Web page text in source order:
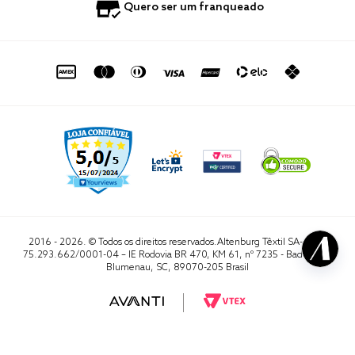
0800 729 1588
sac@altenburg.com.br
Quero ser um franqueado
2016 - 2026. © Todos os direitos reservados.Altenburg Têxtil SA- CNPJ
75.293.662/0001-04 – IE Rodovia BR 470, KM 61, nº 7235 - Badenfurt,
Blumenau, SC, 89070-205 Brasil